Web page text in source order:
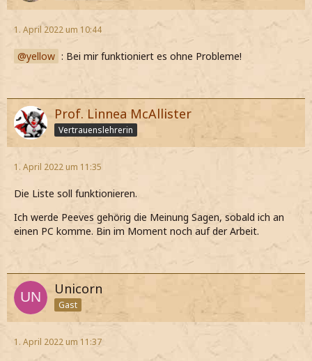
1. April 2022 um 10:44
yellow : Bei mir funktioniert es ohne Probleme!
Prof. Linnea McAllister
Vertrauenslehrerin
1. April 2022 um 11:35
Die Liste soll funktionieren.
Ich werde Peeves gehörig die Meinung Sagen, sobald ich an
einen PC komme. Bin im Moment noch auf der Arbeit.
Unicorn
Gast
1. April 2022 um 11:37